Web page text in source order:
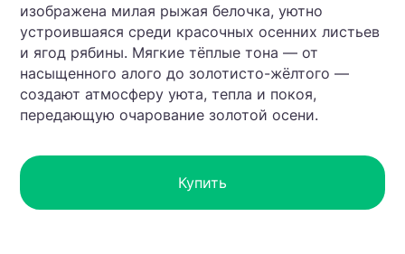
изображена милая рыжая белочка, уютно
устроившаяся среди красочных осенних листьев
и ягод рябины. Мягкие тёплые тона — от
насыщенного алого до золотисто-жёлтого —
создают атмосферу уюта, тепла и покоя,
передающую очарование золотой осени.
Купить